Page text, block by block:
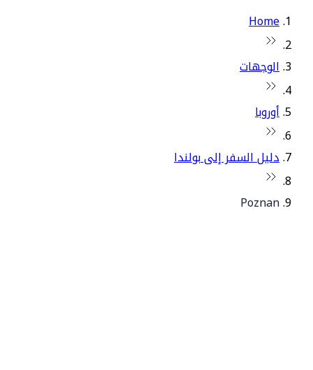
Home
الوجهات
أوروبا
دليل السفر إلى بولندا
Poznan